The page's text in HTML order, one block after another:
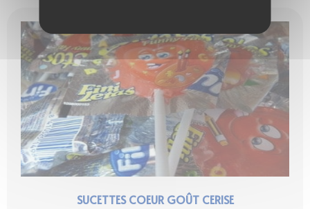
SUCETTES COEUR GOÛT CERISE